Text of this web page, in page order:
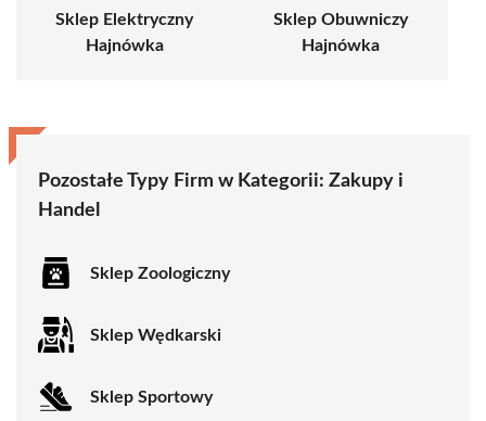
Sklep Elektryczny
Hajnówka
Sklep Obuwniczy
Hajnówka
Pozostałe Typy Firm w Kategorii: Zakupy i
Handel
Sklep Zoologiczny
Sklep Wędkarski
Sklep Sportowy